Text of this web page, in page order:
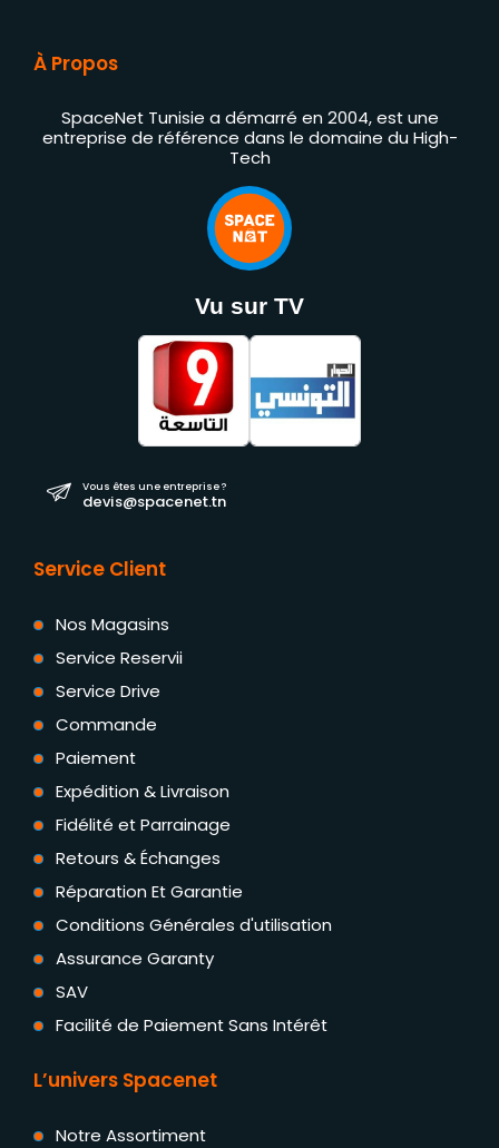
À Propos
SpaceNet Tunisie a démarré en 2004, est une
entreprise de référence dans le domaine du High-
Tech
Vu sur TV
Vous êtes une entreprise ?
devis@spacenet.tn
Service Client
Nos Magasins
Service Reservii
Service Drive
Commande
Paiement
Expédition & Livraison
Fidélité et Parrainage
Retours & Échanges
Réparation Et Garantie
Conditions Générales d'utilisation
Assurance Garanty
SAV
Facilité de Paiement Sans Intérêt
L’univers Spacenet
Notre Assortiment